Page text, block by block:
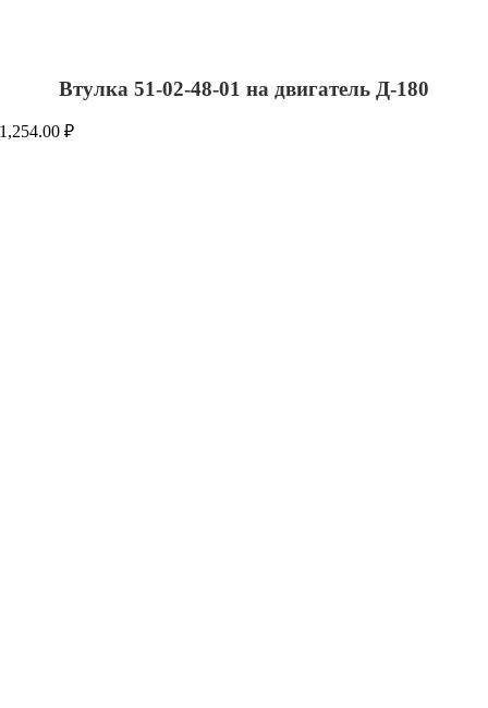
Втулка 51-02-48-01 на двигатель Д-180
1,254.00₽